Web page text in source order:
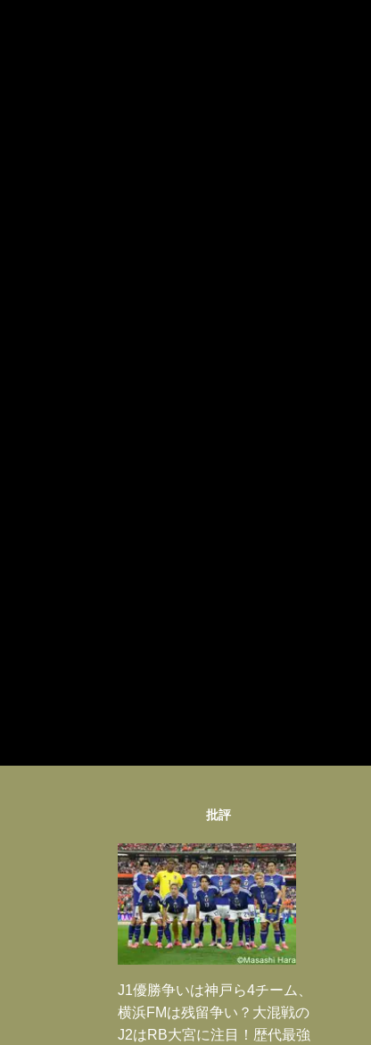
批評
J1優勝争いは神戸ら4チーム、
横浜FMは残留争い？大混戦の
J2はRB大宮に注目！歴代最強